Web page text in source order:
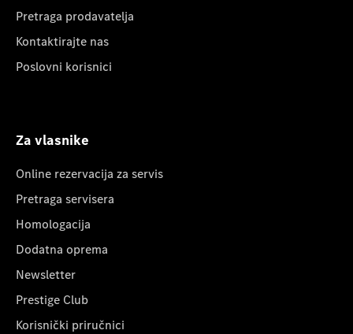
Pretraga prodavatelja
Kontaktirajte nas
Poslovni korisnici
Za vlasnike
Online rezervacija za servis
Pretraga servisera
Homologacija
Dodatna oprema
Newsletter
Prestige Club
Korisnički priručnici